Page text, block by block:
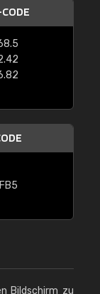
Bildschirm zu
gute Ware,